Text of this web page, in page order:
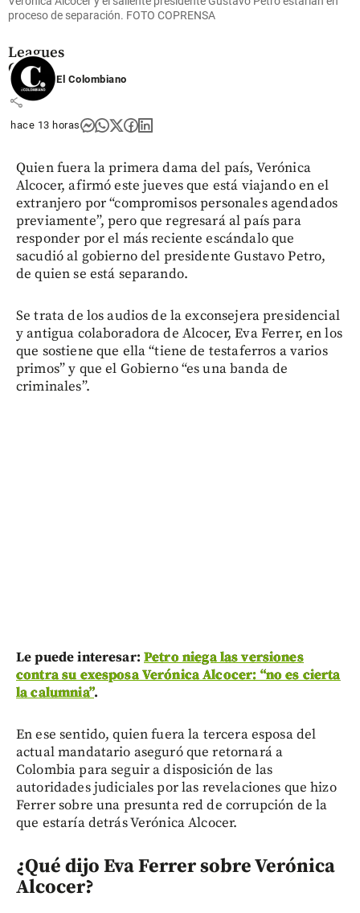
ya es el
goleador
Leagues
Cup
share
proceso de separación. FOTO COPRENSA
El Colombiano
hace 13 horas
Quien fuera la primera dama del país, Verónica
Alcocer, afirmó este jueves que está viajando en el
extranjero por “compromisos personales agendados
previamente”, pero que regresará al país para
responder por el más reciente escándalo que
sacudió al gobierno del presidente Gustavo Petro,
de quien se está separando.
Se trata de los audios de la exconsejera presidencial
y antigua colaboradora de Alcocer, Eva Ferrer, en los
que sostiene que ella “tiene de testaferros a varios
primos” y que el Gobierno “es una banda de
criminales”.
Le puede interesar: Petro niega las versiones
contra su exesposa Verónica Alcocer: “no es cierta
la calumnia”.
En ese sentido, quien fuera la tercera esposa del
actual mandatario aseguró que retornará a
Colombia para seguir a disposición de las
autoridades judiciales por las revelaciones que hizo
Ferrer sobre una presunta red de corrupción de la
que estaría detrás Verónica Alcocer.
¿Qué dijo Eva Ferrer sobre Verónica
Alcocer?